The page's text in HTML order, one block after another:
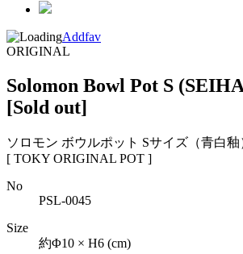
Addfav
ORIGINAL
Solomon Bowl Pot S
[Sold out]
ソロモン ボウルポット Sサイズ（青白釉
[ TOKY ORIGINAL POT ]
No
PSL-0045
Size
約Φ10 × H6 (cm)